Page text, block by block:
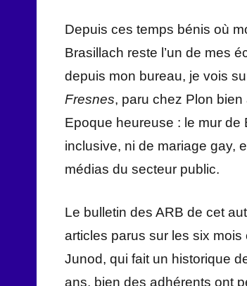
Depuis ces temps bénis où
Brasillach reste l’un de mes
depuis mon bureau, je vois
Fresnes, paru chez Plon bien
Epoque heureuse : le mur de
inclusive, ni de mariage gay,
médias du secteur public.
Le bulletin des ARB de cet
articles parus sur les six
Junod, qui fait un historique
ans, bien des adhérents ont